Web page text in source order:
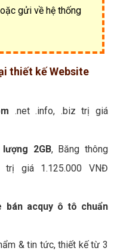
gửi về hệ thống
thiết kế Website
.net .info, .biz trị giá
lượng 2GB, Băng thông
trị giá 1.125.000 VNĐ
bán acquy ô tô chuẩn
& tin tức, thiết kế từ 3